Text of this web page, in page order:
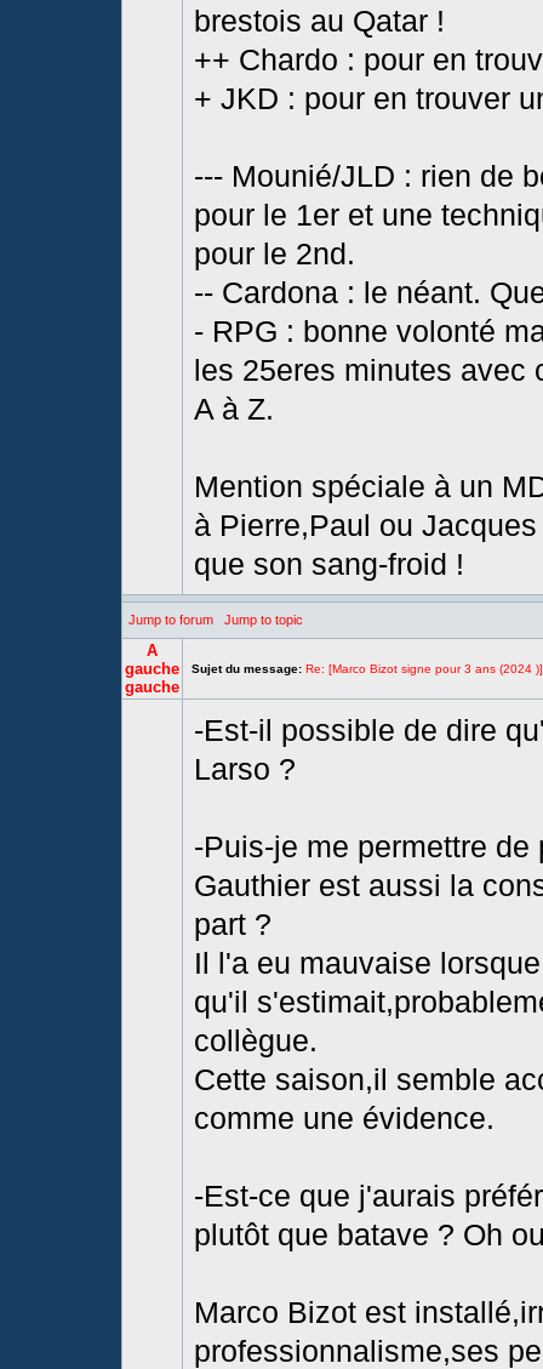
brestois au Qatar !
++ Chardo : pour en
+ JKD : pour en trouver
--- Mounié/JLD : rien de
pour le 1er et une
pour le 2nd.
-- Cardona : le néant.
- RPG : bonne volonté
les 25eres minutes avec
A à Z.
Mention spéciale à un
à Pierre,Paul ou
que son sang-froid !
Jump to forum Jump to topic
A
gauche
gauche
Sujet du message: Re: [Marco Bizot signe pour 3 ans (2024 )]
-Est-il possible de dire
Larso ?
-Puis-je me permettre
Gauthier est aussi la
part ?
Il l'a eu mauvaise
qu'il
collègue.
Cette saison,il semble
comme une évidence.
-Est-ce que j'aurais
plutôt que batave ? Oh
Marco Bizot est
professionnalisme,ses